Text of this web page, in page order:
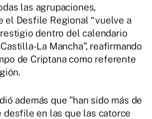
las agrupaciones,
el Desfile Regional “vuelve a
dentro del calendario
La Mancha”, reafirmando
de Criptana como referente
además que "han sido más de
desfile en las que las catorce